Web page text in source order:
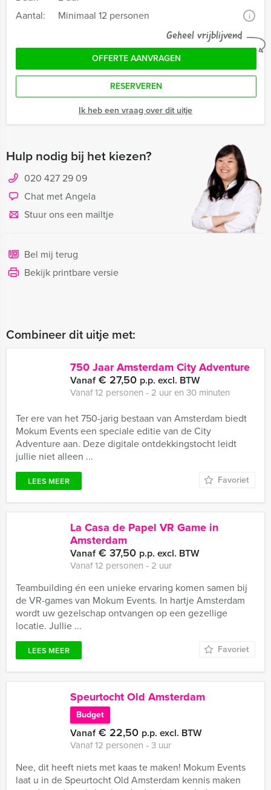
Aantal:
Minimaal 12 personen i
Geheel vrijblijvend
OFFERTE AANVRAGEN
RESERVEREN
Ik heb een vraag over dit uitje
Hulp nodig bij het kiezen?
020 427 29 09
Chat met Angela
Stuur ons een mailtje
Bel mij terug
Bekijk printbare versie
Combineer dit uitje met:
750 Jaar Amsterdam City Adventure
Vanaf€ 27,50 p.p. excl. BTW
Vanaf 12 personen ‐ 2 uur en 30 minuten
​Ter ere van het 750-jarig bestaan van Amsterdam biedt
Mokum Events een speciale editie van de City
Adventure aan. Deze digitale ontdekkingstocht leidt
jullie niet alleen ...
LEES MEER Favoriet
La Casa de Papel VR Game in
Amsterdam
Vanaf€ 37,50 p.p. excl. BTW
Vanaf 12 personen ‐ 2 uur
Teambuilding én een unieke ervaring komen samen bij
de VR-games van Mokum Events. In hartje Amsterdam
wordt uw gezelschap ontvangen op een gezellige
locatie. Jullie ...
LEES MEER Favoriet
Speurtocht Old Amsterdam
Budget
Vanaf€ 22,50 p.p. excl. BTW
Vanaf 12 personen ‐ 3 uur
Nee, dit heeft niets met kaas te maken! Mokum Events
laat u in de Speurtocht Old Amsterdam kennis maken